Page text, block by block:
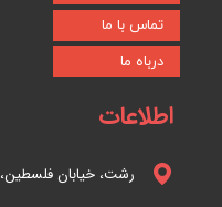
تماس با ما
درباه ما
اطلاعات
رشت، خیابان